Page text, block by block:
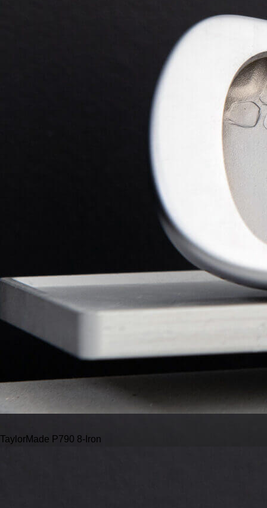
TaylorMade P790 8-Iron